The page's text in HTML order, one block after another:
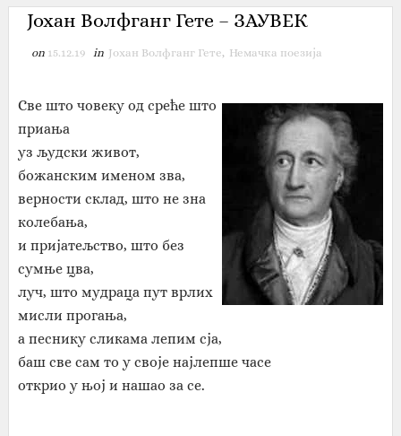
Јохан Волфганг Гете – ЗАУВЕК
on 15.12.19 in Јохан Волфганг Гете, Немачка поезија
Све што човеку од среће што
приања
уз људски живот,
божанским именом зва,
верности склад, што не зна
колебања,
и пријатељство, што без
сумње цва,
луч, што мудраца пут врлих
мисли прогања,
а песнику сликама лепим сја,
баш све сам то у своје најлепше часе
открио у њој и нашао за се.